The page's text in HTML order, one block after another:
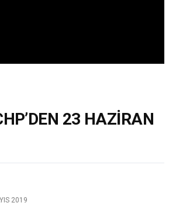
23 HAZİRAN
2019